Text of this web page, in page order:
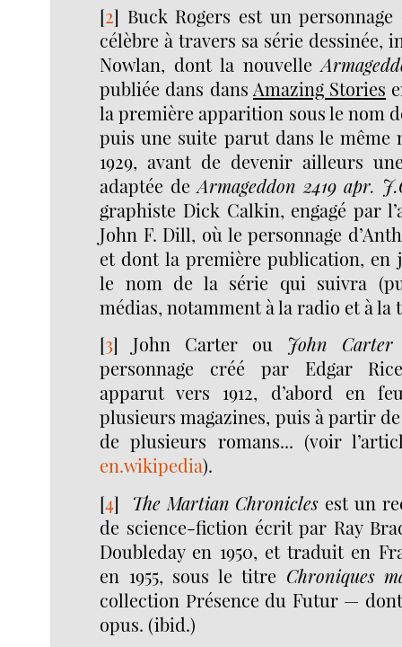
[2] Buck Rogers est un
célèbre à travers sa série dessinée,
Nowlan, dont la nouvelle
publiée dans dans Amazing Stories
la première apparition sous le nom
puis une suite parut dans le même
1929, avant de devenir ailleurs
adaptée deArmageddon 2419 apr.
graphiste Dick Calkin, engagé par
John F. Dill, où le personnage
et dont la première publication, en
le nom de la série qui suivra
médias, notamment à la radio et à la
[3]John Carter ou John
personnage créé par Edgar
apparut vers 1912, d’abord en
plusieurs magazines, puis à partir de
de plusieurs romans... (voir
en.wikipedia).
[4] The Martian Chronicles est un
de science-fiction écrit par Ray
Doubleday en 1950, et traduit en
en 1955, sous le titre Chroniques
collection Présence du Futur —
opus. (ibid.)